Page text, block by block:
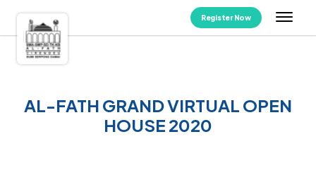
Register Now
AL-FATH GRAND VIRTUAL OPEN
HOUSE 2020